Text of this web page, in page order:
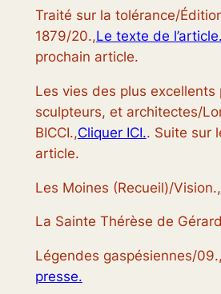
Traité sur la tolérance/
1879/20.,Le texte de l’article.
prochain article.
Les vies des plus excellents
sculpteurs, et architectes/
BICCI.,Cliquer ICI.. Suite sur
article.
Les Moines (Recueil)/Vision.,
La Sainte Thérèse de
Légendes gaspésiennes/09.,
presse.